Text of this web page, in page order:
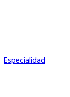
Especialidad